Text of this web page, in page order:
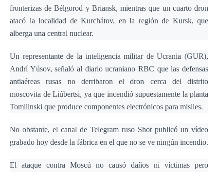
fronterizas de Bélgorod y Briansk, mientras que un cuarto dron
atacó la localidad de Kurchátov, en la región de Kursk, que
alberga una central nuclear.
Un representante de la inteligencia militar de Ucrania (GUR),
Andrí Yúsov, señaló al diario ucraniano RBC que las defensas
antiaéreas rusas no derribaron el dron cerca del distrito
moscovita de Liúbertsi, ya que incendió supuestamente la planta
Tomilinski que produce componentes electrónicos para misiles.
No obstante, el canal de Telegram ruso Shot publicó un vídeo
grabado hoy desde la fábrica en el que no se ve ningún incendio.
El ataque contra Moscú no causó daños ni víctimas pero